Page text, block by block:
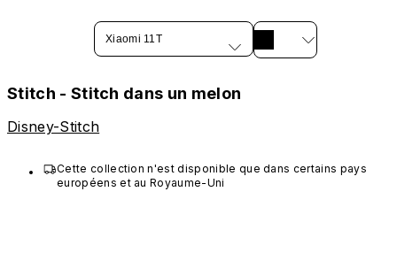
Xiaomi 11T
Stitch - Stitch dans un melon
Disney-Stitch
Cette collection n'est disponible que dans certains pays
européens et au Royaume-Uni